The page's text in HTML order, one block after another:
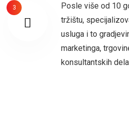
3
Posle više od 10
tržištu,
usluga i to
marketinga,
konsultantskih